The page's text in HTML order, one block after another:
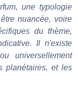
une typologie
nuancée, voire
du thème,
Il n'existe
universellement
planétaires, et les